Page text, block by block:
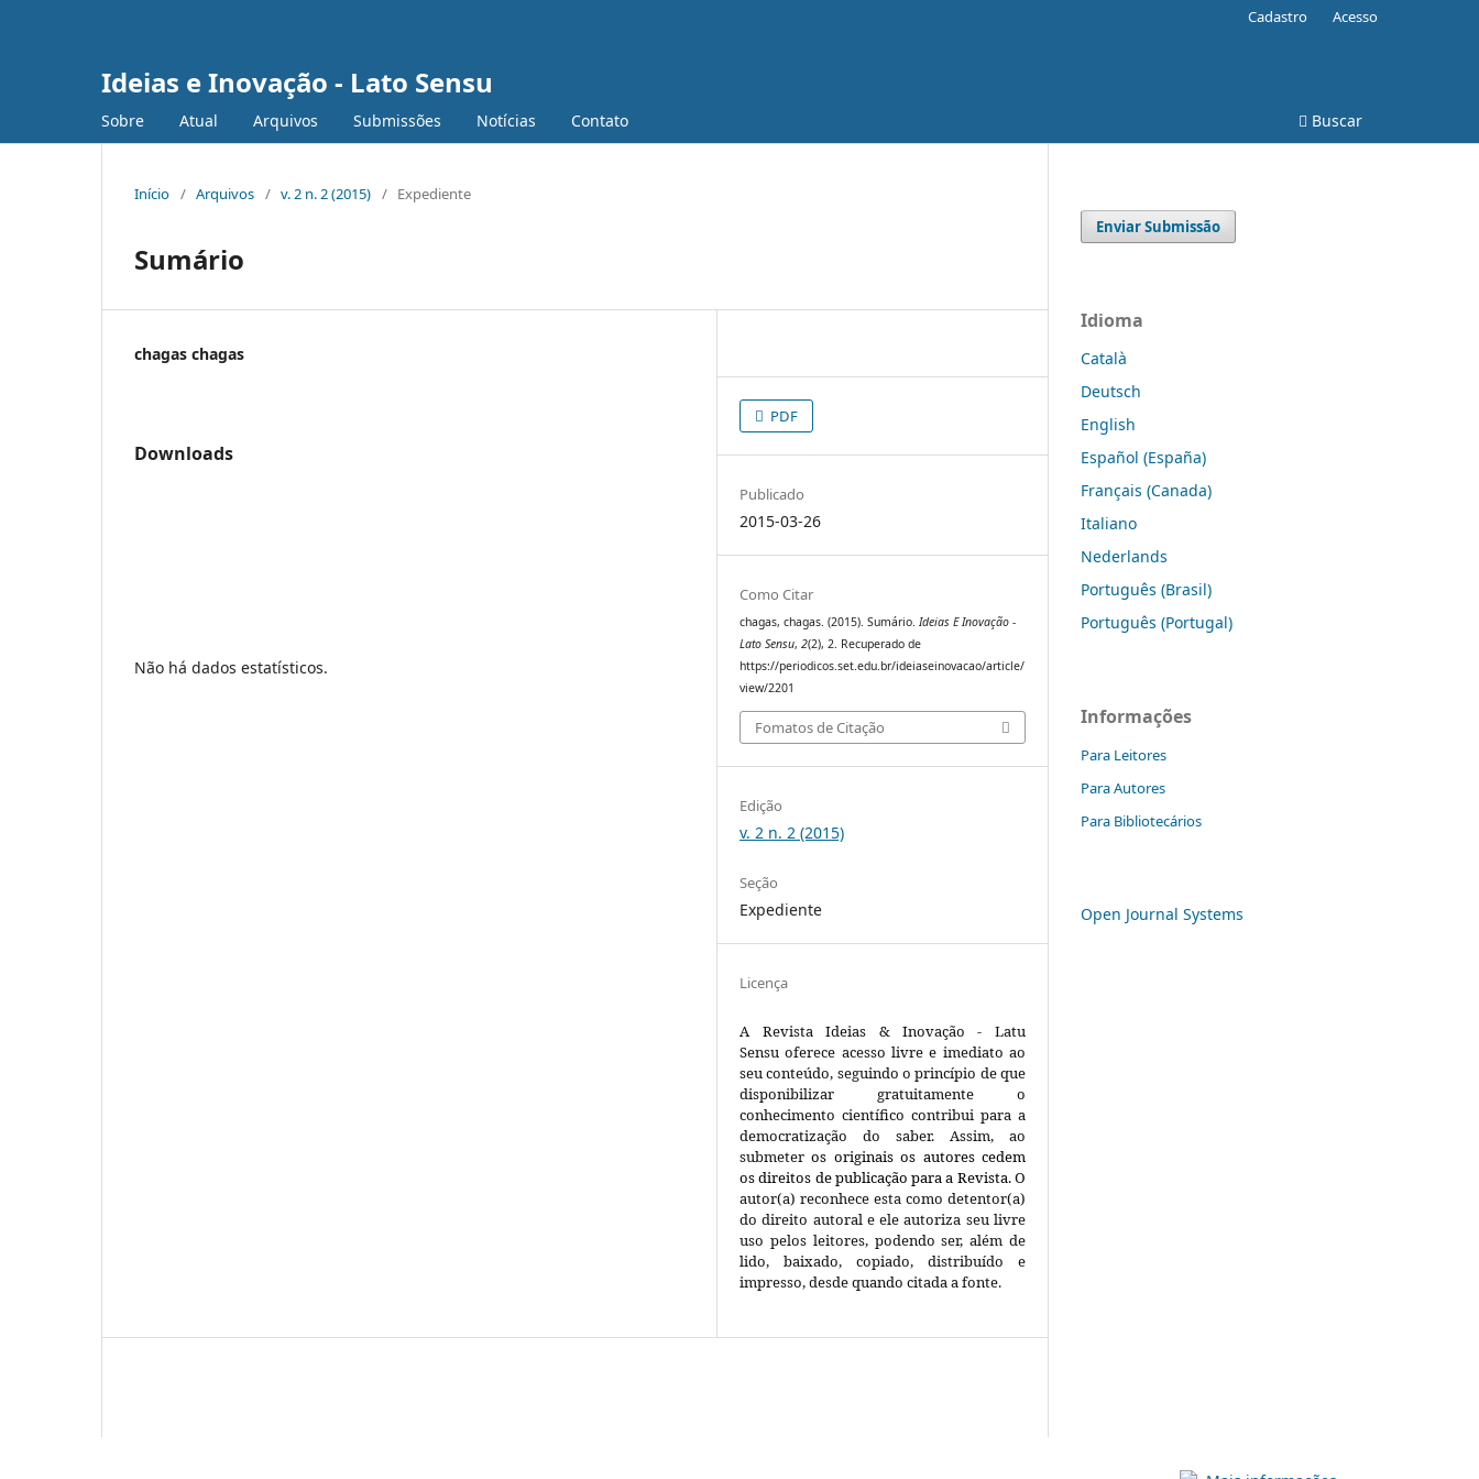
Ideias e Inovação - Lato Sensu
Sobre Atual Arquivos Submissões Notícias Contato Buscar
Cadastro Acesso
Início / Arquivos / v. 2 n. 2 (2015) / Expediente
Sumário
chagas chagas
Downloads
Não há dados estatísticos.
PDF
Publicado
2015-03-26
Como Citar
chagas, chagas. (2015). Sumário.Ideias E Inovação -
Lato Sensu,2(2), 2. Recuperado de
https://periodicos.set.edu.br/ideiaseinovacao/article/
view/2201
Fomatos de Citação
Edição
v. 2 n. 2 (2015)
Seção
Expediente
Licença
A Revista Ideias & Inovação - Latu
Sensu oferece acesso livre e imediato ao
seu conteúdo, seguindo o princípio de que
disponibilizar gratuitamente o
conhecimento científico contribui para a
democratização do saber. Assim, ao
submeteros originais os autores cedem
os direitos de publicação para a Revista.O
autor(a) reconhece esta como detentor(a)
do direito autoral e ele autoriza seu livre
uso pelos leitores, podendo ser, além de
lido, baixado, copiado, distribuído e
impresso, desde quando citada a fonte.
Enviar Submissão
Idioma
Català
Deutsch
English
Español (España)
Français (Canada)
Italiano
Nederlands
Português (Brasil)
Português (Portugal)
Informações
Para Leitores
Para Autores
Para Bibliotecários
Open Journal Systems